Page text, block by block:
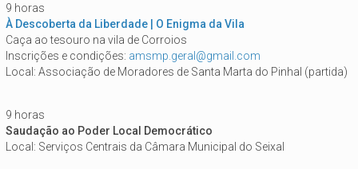
9 horas
À Descoberta da Liberdade | O Enigma da Vila
Caça ao tesouro na vila de Corroios
Inscrições e condições: amsmp.geral@gmail.com
Local: Associação de Moradores de Santa Marta do Pinhal (partida)
9 horas
Saudação ao Poder Local Democrático
Local: Serviços Centrais da Câmara Municipal do Seixal